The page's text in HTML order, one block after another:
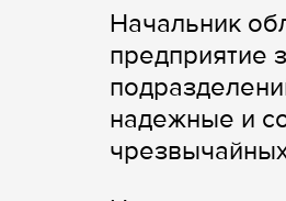
Начальник
предприятие
надежные и